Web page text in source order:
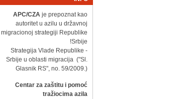
APC/CZA je prepoznat kao
autoritet u azilu u državnoj
migracionoj strategiji Republike
Srbije!
- Strategija Vlade Republike
Srbije u oblasti migracija ("Sl.
Glasnik RS", no. 59/2009.)
Centar za zaštitu i pomoć
tražiocima azila